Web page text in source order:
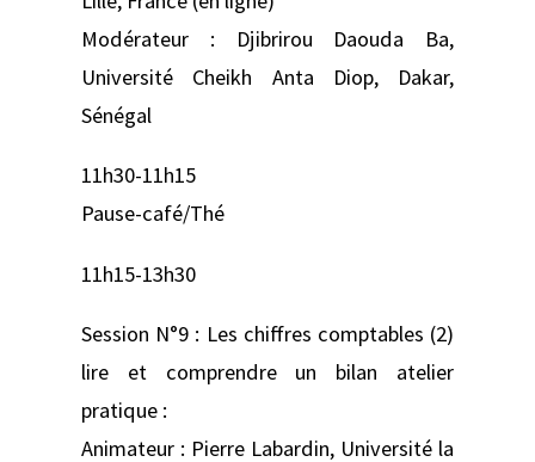
Modérateur : Djibrirou Daouda Ba,
Université Cheikh Anta Diop, Dakar,
Sénégal
11h30-11h15
Pause-café/Thé
11h15-13h30
Session N°9 : Les chiffres comptables (2)
lire et comprendre un bilan atelier
pratique :
Animateur : Pierre Labardin, Université la